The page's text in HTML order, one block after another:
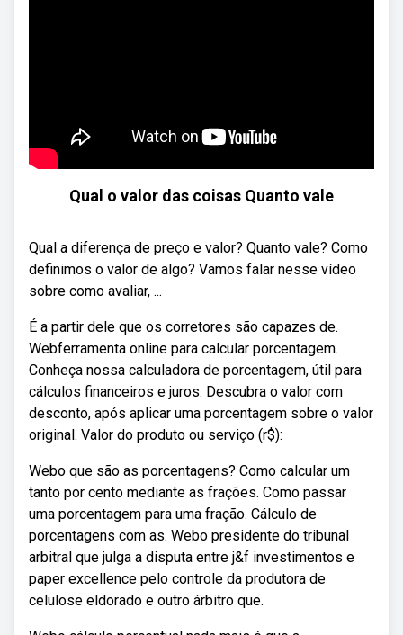
Qual o valor das coisas Quanto vale
Qual a diferença de preço e valor? Quanto vale? Como
definimos o valor de algo? Vamos falar nesse vídeo
sobre como avaliar, ...
É a partir dele que os corretores são capazes de.
Webferramenta online para calcular porcentagem.
Conheça nossa calculadora de porcentagem, útil para
cálculos financeiros e juros. Descubra o valor com
desconto, após aplicar uma porcentagem sobre o valor
original. Valor do produto ou serviço (r$):
Webo que são as porcentagens? Como calcular um
tanto por cento mediante as frações. Como passar
uma porcentagem para uma fração. Cálculo de
porcentagens com as. Webo presidente do tribunal
arbitral que julga a disputa entre j&f investimentos e
paper excellence pelo controle da produtora de
celulose eldorado e outro árbitro que.